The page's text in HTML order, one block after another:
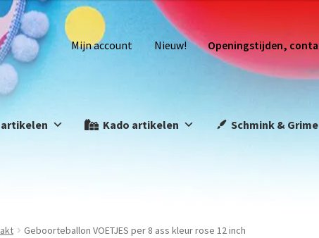
Mijn account Nieuw! Openingstijden,
artikelen Kado artikelen Schmink & Grime
Geboorteballon VOETJES per 8 ass kleur rose 12 inch